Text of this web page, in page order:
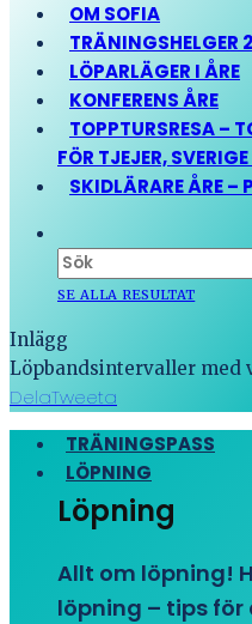
OM SOFIA
LÖPARLÄGER I ÅRE
KONFERENS ÅRE
TOPPTURSRESA –
FÖR TJEJER,
SKIDLÄRARE ÅRE
SE ALLA RESULTAT
Inlägg
Löpbandsintervaller med
DelaTweeta
TRÄNINGSPASS
LÖPNING
Löpning
Allt om löpning!
löpning – tips